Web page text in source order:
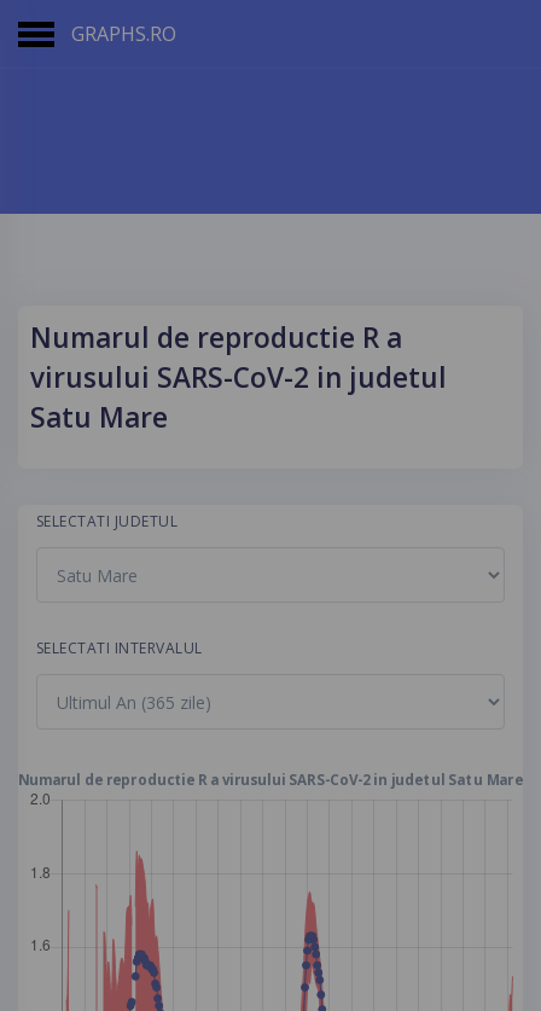
GRAPHS.RO
Numarul de reproductie R a
virusului SARS-CoV-2 in judetul
Satu Mare
SELECTATI JUDETUL
SELECTATI INTERVALUL